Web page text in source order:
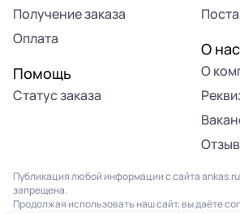
Получение заказа
Оплата
Помощь
Статус заказа
О нас
О
Публикация любой информации с сайта
запрещена.
Продолжая использовать наш сайт, вы даёте